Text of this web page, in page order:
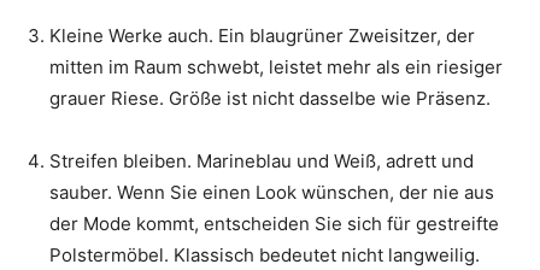
Kleine Werke auch. Ein blaugrüner Zweisitzer, der
mitten im Raum schwebt, leistet mehr als ein riesiger
grauer Riese. Größe ist nicht dasselbe wie Präsenz.
Streifen bleiben. Marineblau und Weiß, adrett und
sauber. Wenn Sie einen Look wünschen, der nie aus
der Mode kommt, entscheiden Sie sich für gestreifte
Polstermöbel. Klassisch bedeutet nicht langweilig.